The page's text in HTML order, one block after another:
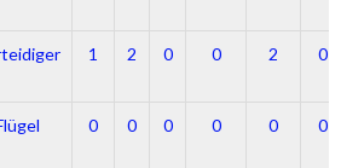
1 2 0 0 2 0
0 0 0 0 0 0